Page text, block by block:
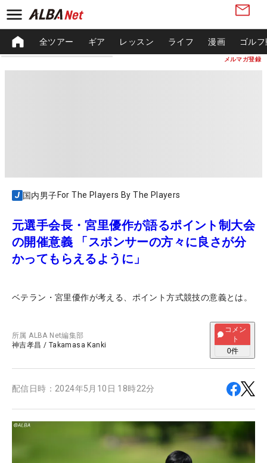
メルマガ登録
全ツアー ギア レッスン ライフ 漫画 ゴル
国内男子For The Players By The Players
元選手会長・宮里優作が語るポイント制大会
の開催意義 「スポンサーの方々に良さが分
かってもらえるように」
ベテラン・宮里優作が考える、ポイント方式競技の意義とは。
所属ALBA Net編集部
神吉孝昌 / Takamasa Kanki
コメン
ト
0件
配信日時： 2024年5月10日 18時22分